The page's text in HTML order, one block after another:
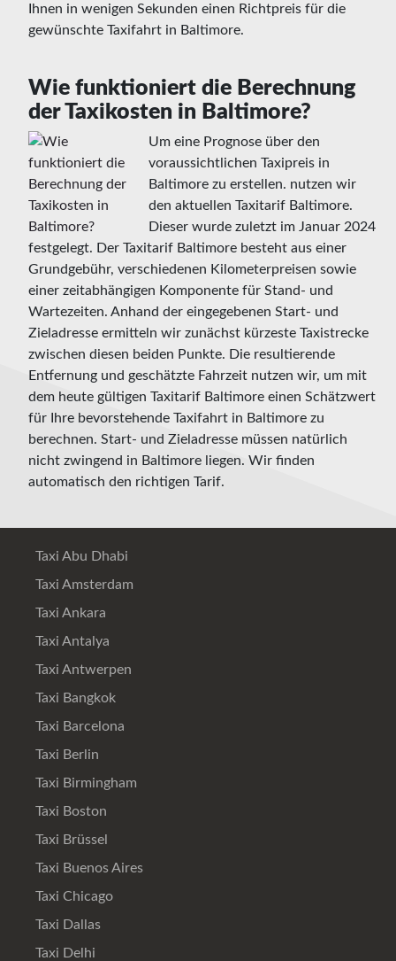
Ihnen in wenigen Sekunden einen Richtpreis für die
gewünschte Taxifahrt in Baltimore.
Wie funktioniert die Berechnung
der Taxikosten in Baltimore?
Um eine Prognose über den
voraussichtlichen Taxipreis in
Baltimore zu erstellen. nutzen wir
den aktuellen Taxitarif Baltimore.
Dieser wurde zuletzt im Januar 2024
festgelegt. Der Taxitarif Baltimore besteht aus einer
Grundgebühr, verschiedenen Kilometerpreisen sowie
einer zeitabhängigen Komponente für Stand- und
Wartezeiten. Anhand der eingegebenen Start- und
Zieladresse ermitteln wir zunächst kürzeste Taxistrecke
zwischen diesen beiden Punkte. Die resultierende
Entfernung und geschätzte Fahrzeit nutzen wir, um mit
dem heute gültigen Taxitarif Baltimore einen Schätzwert
für Ihre bevorstehende Taxifahrt in Baltimore zu
berechnen. Start- und Zieladresse müssen natürlich
nicht zwingend in Baltimore liegen. Wir finden
automatisch den richtigen Tarif.
Taxi Abu Dhabi
Taxi Amsterdam
Taxi Ankara
Taxi Antalya
Taxi Antwerpen
Taxi Bangkok
Taxi Barcelona
Taxi Berlin
Taxi Birmingham
Taxi Boston
Taxi Brüssel
Taxi Buenos Aires
Taxi Chicago
Taxi Dallas
Taxi Delhi